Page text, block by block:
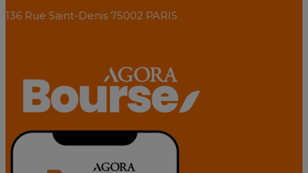
136 Rue Saint-Denis 75002 PARIS